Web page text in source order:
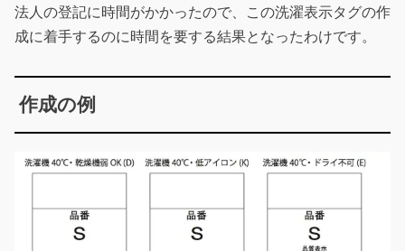
法人の登記に時間がかかったので、この洗濯表示タグの作
成に着手するのに時間を要する結果となったわけです。
作成の例